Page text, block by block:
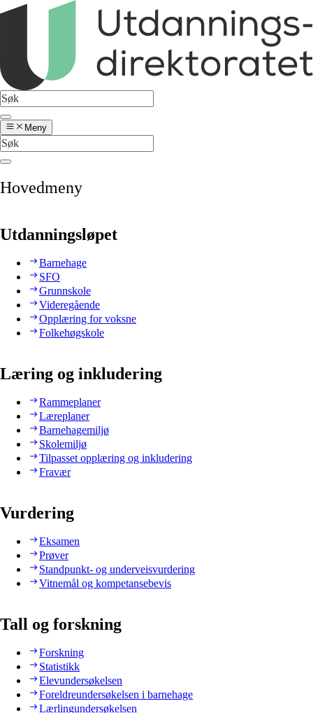
Meny
Hovedmeny
Utdanningsløpet
Barnehage
SFO
Grunnskole
Videregående
Opplæring for voksne
Folkehøgskole
Læring og inkludering
Rammeplaner
Læreplaner
Barnehagemiljø
Skolemiljø
Tilpasset opplæring og inkludering
Fravær
Vurdering
Eksamen
Prøver
Standpunkt- og underveisvurdering
Vitnemål og kompetansebevis
Tall og forskning
Forskning
Statistikk
Elevundersøkelsen
Foreldreundersøkelsen i barnehage
Lærlingundersøkelsen